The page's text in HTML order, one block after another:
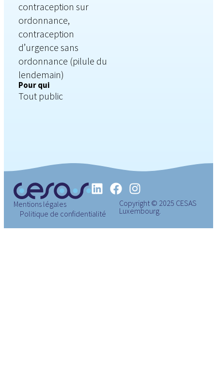
contraception sur
ordonnance,
contraception
d’urgence sans
ordonnance (pilule du
lendemain)
Pour qui
Tout public
Copyright © 2025 CESAS
Luxembourg.
Mentions légales
Politique de confidentialité